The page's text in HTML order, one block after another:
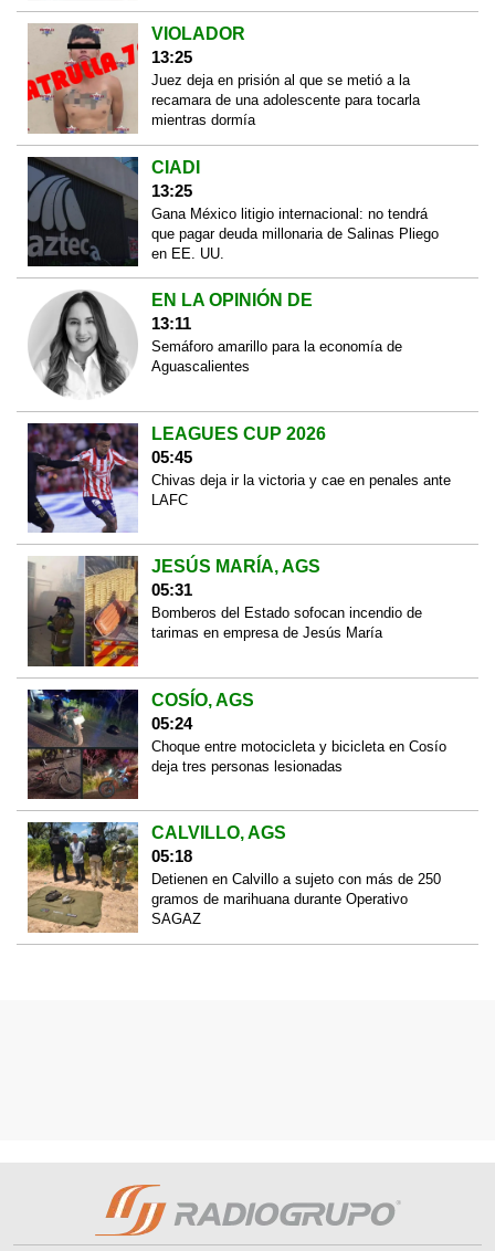
VIOLADOR
13:25
Juez deja en prisión al que se metió a la
recamara de una adolescente para tocarla
mientras dormía
CIADI
13:25
Gana México litigio internacional: no tendrá
que pagar deuda millonaria de Salinas Pliego
en EE. UU.
EN LA OPINIÓN DE
13:11
Semáforo amarillo para la economía de
Aguascalientes
LEAGUES CUP 2026
05:45
Chivas deja ir la victoria y cae en penales ante
LAFC
JESÚS MARÍA, AGS
05:31
Bomberos del Estado sofocan incendio de
tarimas en empresa de Jesús María
COSÍO, AGS
05:24
Choque entre motocicleta y bicicleta en Cosío
deja tres personas lesionadas
CALVILLO, AGS
05:18
Detienen en Calvillo a sujeto con más de 250
gramos de marihuana durante Operativo
SAGAZ